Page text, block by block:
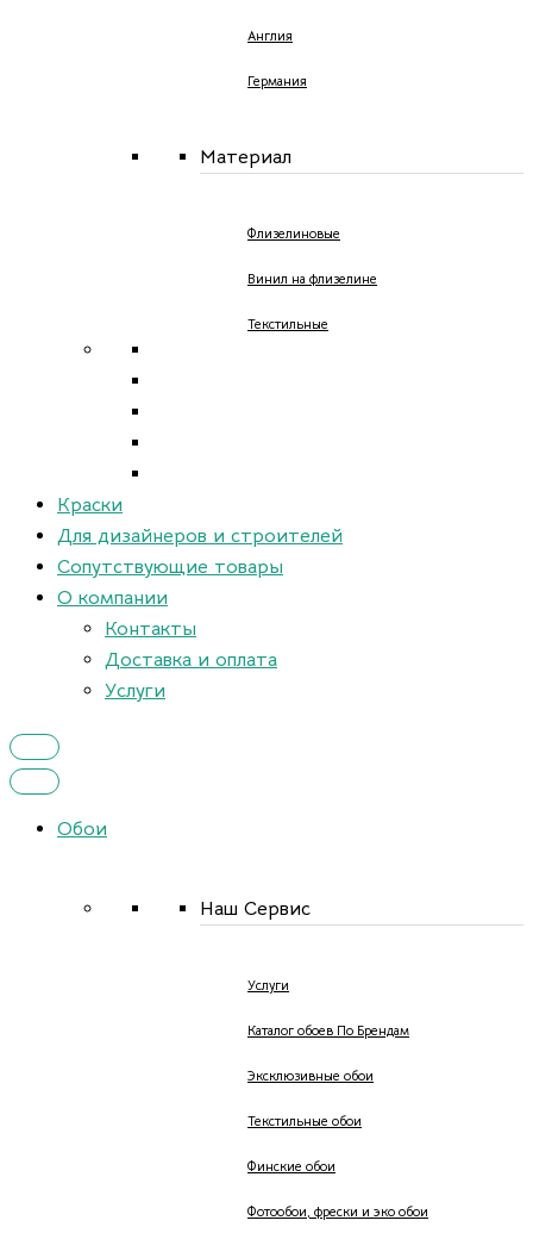
Англия
Германия
Материал
Флизелиновые
Винил на флизелине
Текстильные
Краски
Для дизайнеров и строителей
Сопутствующие товары
О компании
Контакты
Доставка и оплата
Услуги
Обои
Наш Сервис
Услуги
Каталог обоев По Брендам
Эксклюзивные обои
Текстильные обои
Финские обои
Фотообои, фрески и эко обои